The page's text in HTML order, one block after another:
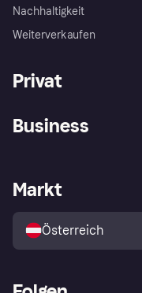
Nachhaltigkeit
Weiterverkaufen
Privat
Shops entdecken
Business
Händlerportal
Markt
Österreich